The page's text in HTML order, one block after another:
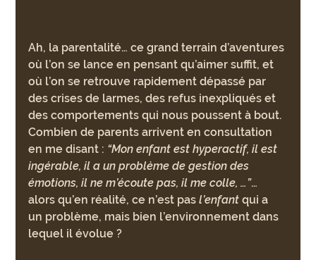
Ah, la parentalité… ce grand terrain d’aventures
où l’on se lance en pensant qu’aimer suffit, et
où l’on se retrouve rapidement dépassé par
des crises de larmes, des refus inexpliqués et
des comportements qui nous poussent à bout.
Combien de parents arrivent en consultation
en me disant : “Mon enfant est hyperactif, il est
ingérable, il a un problème de gestion des
émotions, il ne m’écoute pas, il me colle, …”…
alors qu’en réalité, ce n’est pas l’enfant qui a
un problème, mais bien l’environnement dans
lequel il évolue ?